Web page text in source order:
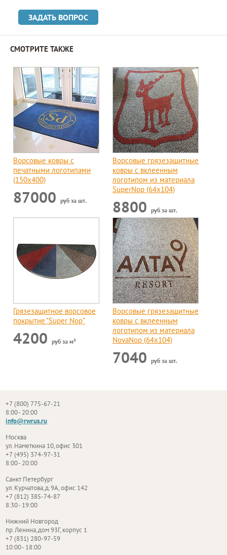
ЗАДАТЬ ВОПРОС
СМОТРИТЕ ТАКЖЕ
Ворсовые ковры с
печатными логотипами
(150х400)
87000 руб за шт.
Ворсовые грязезащитные
ковры с вклеенным
логотипом из материала
SuperNop (64х104)
8800руб за шт.
Грязезащитное ворсовое
покрытие "Super Nop"
4200 руб за м²
Ворсовые грязезащитные
ковры с вклеенным
логотипом из материала
NovaNop (64х104)
7040руб за шт.
+7 (800) 775-67-21
8:00 - 20:00
info@rwrus.ru
Москва
ул. Наметкина 10, офис 301
+7 (495) 374-97-31
8:00 - 20:00
Санкт Петербург
ул. Курчатова, д. 9А, офис 142
+7 (812) 385-74-87
8:30 - 19:00
Нижний Новгород
пр. Ленина, дом 93Г, корпус 1
+7 (831) 280-97-59
10:00 - 18:00